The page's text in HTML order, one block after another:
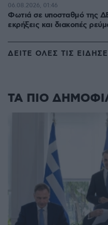
Φωτιά σε υποσταθμό της
εκρήξεις και διακοπές
06.08.2026, 01:46
ΔΕΙΤΕ ΟΛΕΣ ΤΙΣ
ΤΑ ΠΙΟ